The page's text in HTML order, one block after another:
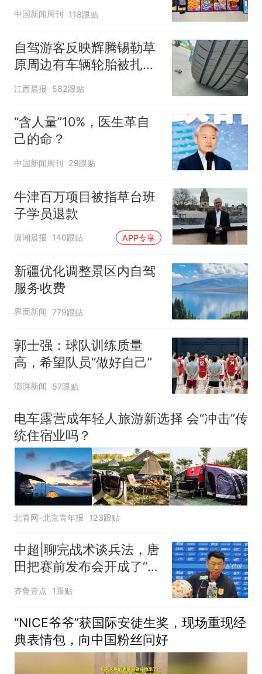
中国新闻周刊 118跟贴
自驾游客反映辉腾锡勒草
原周边有车辆轮胎被扎，
修理店铺换胎价格高达千
江西晨报 582跟贴
“含人量”10%，医生革自
己的命？
中国新闻周刊 29跟贴
牛津百万项目被指草台班
子学员退款
潇湘晨报 140跟贴 APP专享
新疆优化调整景区内自驾
服务收费
界面新闻 779跟贴
郭士强：球队训练质量
高，希望队员“做好自己”
澎湃新闻 57跟贴
电车露营成年轻人旅游新选择 会“冲击”传
统住宿业吗？
北青网-北京青年报 123跟贴
中超|聊完战术谈兵法，唐
田把赛前发布会开成了“军
师联盟”
齐鲁壹点 1跟贴
“NICE爷爷”获国际安徒生奖，现场重现经
典表情包，向中国粉丝问好